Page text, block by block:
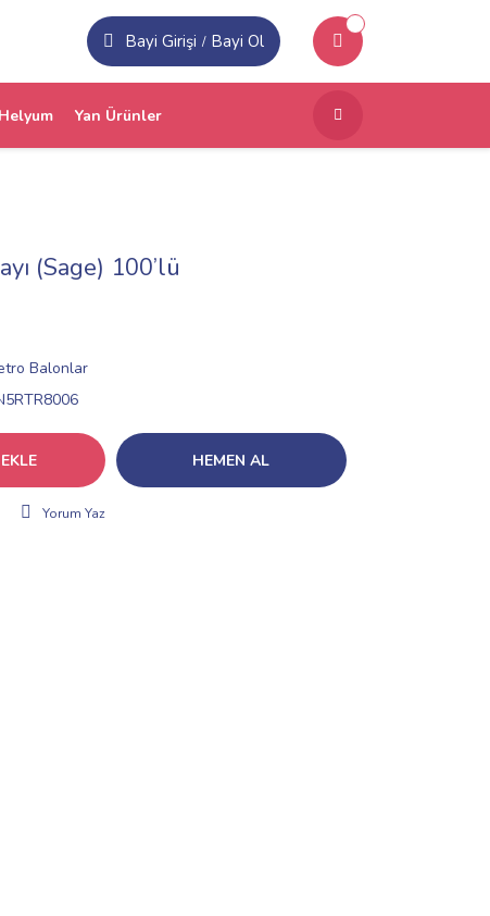
Bayi Girişi / Bayi Ol
Helyum Yan Ürünler
(Sage) 100’lü
Balonlar
HEMEN AL
Yorum Yaz